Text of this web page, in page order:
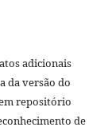
adicionais
da versão do
repositório
de